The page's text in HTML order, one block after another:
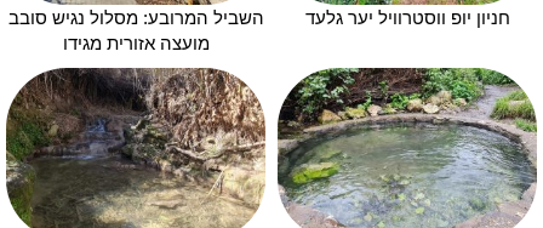
חניון יופ ווסטרוויל יער גלעד
השביל המרובע: מסלול נגיש סובב
מועצה אזורית מגידו